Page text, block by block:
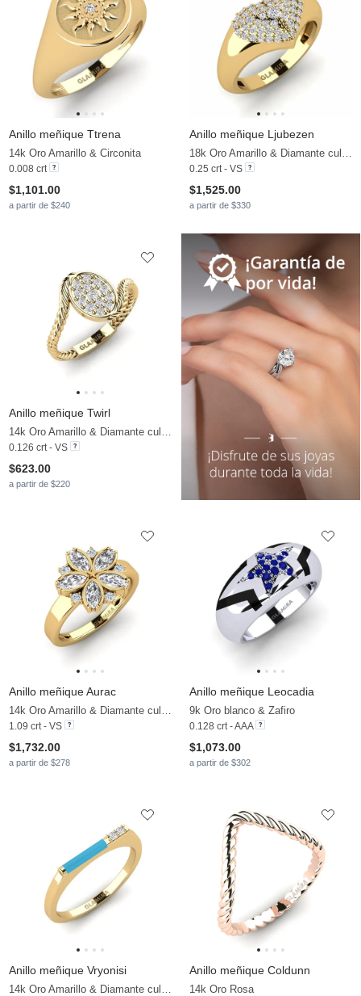
Anillo meñique Ttrena
14k Oro Amarillo & Circonita
0.008 crt
$1,101.00
a partir de $240
Anillo meñique Ljubezen
0.25 crt - VS
$1,525.00
a partir de $330
Anillo meñique Twirl
0.126 crt - VS
$623.00
a partir de $220
Anillo meñique Aurac
1.09 crt - VS
$1,732.00
a partir de $278
Anillo meñique Leocadia
9k Oro blanco & Zafiro
0.128 crt - AAA
$1,073.00
a partir de $302
Anillo meñique Vryonisi Anillo meñique Coldunn
14k Oro Rosa